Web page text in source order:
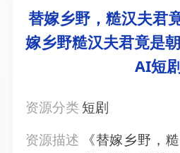
替嫁乡野，糙汉夫君
嫁乡野糙汉夫君竟是
AI短
资源分类 短剧
资源描述
《替嫁乡野，